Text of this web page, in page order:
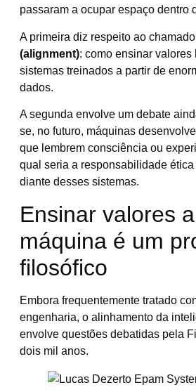
passaram a ocupar espaço dentro
A primeira diz respeito ao chamado
(alignment): como ensinar valores
sistemas treinados a partir de
dados.
A segunda envolve um debate
se, no futuro, máquinas
que lembrem consciência ou
qual seria a responsabilidade
diante desses sistemas.
Ensinar valores
máquina é um
filosófico
Embora frequentemente tratado
engenharia, o alinhamento da
envolve questões debatidas pela
dois mil anos.